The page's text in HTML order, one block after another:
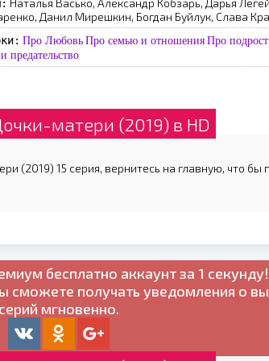
Наталья Васько, Александр Кобзарь, Дарья
Данил Мирешкин, Богдан Буйлук, Слава
Про Любовь Про семью и отношения Про
предательство
матери (2019) в HD
(2019) 15 серия, вернитесь на главную, что бы
бесплатно аккаунт за 1
сможете получать уведомления о
серий мгновенно.